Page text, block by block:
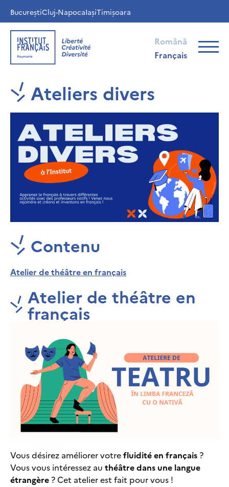
BucureștiCluj-NapocaIașiTimișoara
Română
Français
Ateliers divers
Contenu
Atelier de théâtre en français
Atelier de théâtre en
français
Vous désirez améliorer votrefluidité en français ?
Vous vous intéressez au théâtre dans une langue
étrangère ? Cet atelier est fait pour vous !